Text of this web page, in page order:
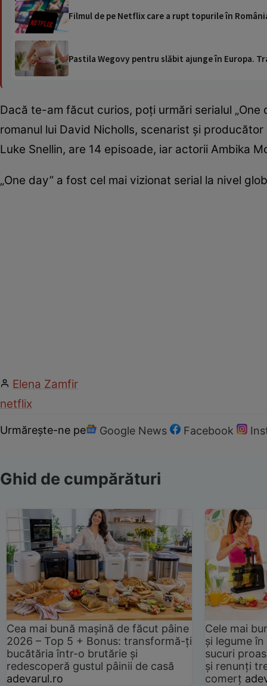
Filmul de pe Netflix care a rupt topurile în
Pastila Wegovy pentru slăbit ajunge în Europa.
Dacă te-am făcut curios, poți urmări serialul
romanul lui David Nicholls, scenarist și
Luke Snellin, are 14 episoade, iar actorii Ambika
„One day” a fost cel mai vizionat serial la nivel
Elena Zamfir
netflix
Urmărește-ne pe Google News Facebook
Ghid de cumpărături
Cea mai bună mașină de făcut pâine
2026 – Top 5 + Bonus: transformă-ți
bucătăria într-o brutărie și
redescoperă gustul pâinii de casă
adevarul.ro
Cele mai
și legume
sucuri
și renunți
comerț